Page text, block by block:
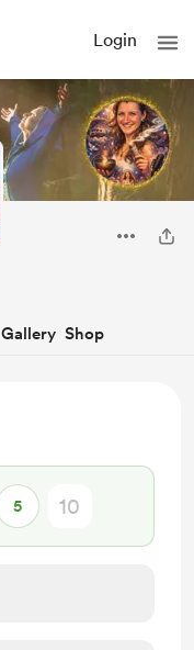
Login
Gallery Shop
5